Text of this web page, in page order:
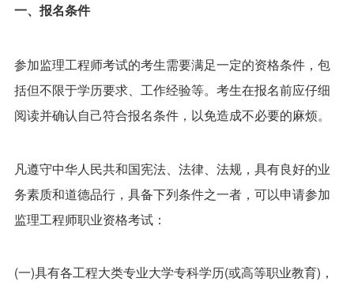
一、报名条件
参加监理工程师考试的考生需要满足一定的资格条件，包
括但不限于学历要求、工作经验等。考生在报名前应仔细
阅读并确认自己符合报名条件，以免造成不必要的麻烦。
凡遵守中华人民共和国宪法、法律、法规，具有良好的业
务素质和道德品行，具备下列条件之一者，可以申请参加
监理工程师职业资格考试：
(一)具有各工程大类专业大学专科学历(或高等职业教育)，